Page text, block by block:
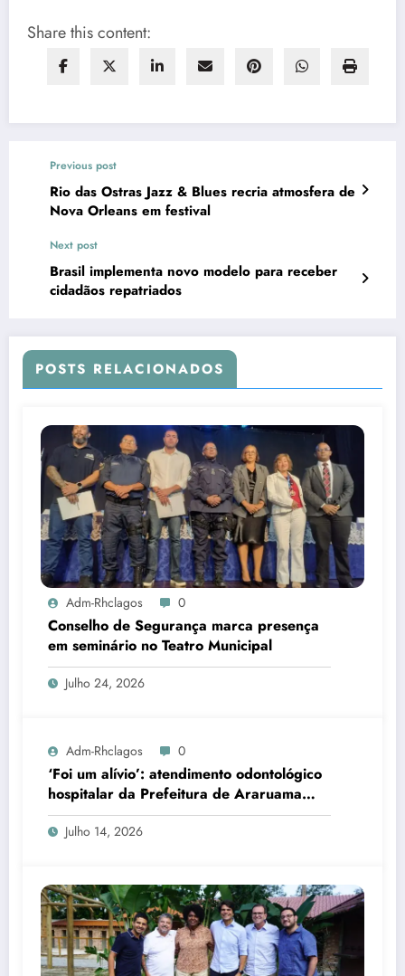
Share this content:
Previous post
Rio das Ostras Jazz & Blues recria atmosfera de
Nova Orleans em festival
Next post
Brasil implementa novo modelo para receber
cidadãos repatriados
POSTS RELACIONADOS
Adm-Rhclagos 0
Conselho de Segurança marca presença
em seminário no Teatro Municipal
Julho 24, 2026
Adm-Rhclagos 0
‘Foi um alívio’: atendimento odontológico
hospitalar da Prefeitura de Araruama
transforma rotina de famílias atípicas
Julho 14, 2026